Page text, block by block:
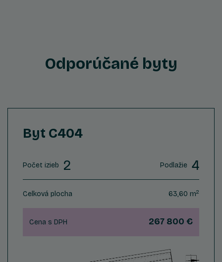
Odporúčané byty
Byt C404
Počet izieb 2 Podlažie 4
Celková plocha 63,60 m2
Cena s DPH 267 800 €